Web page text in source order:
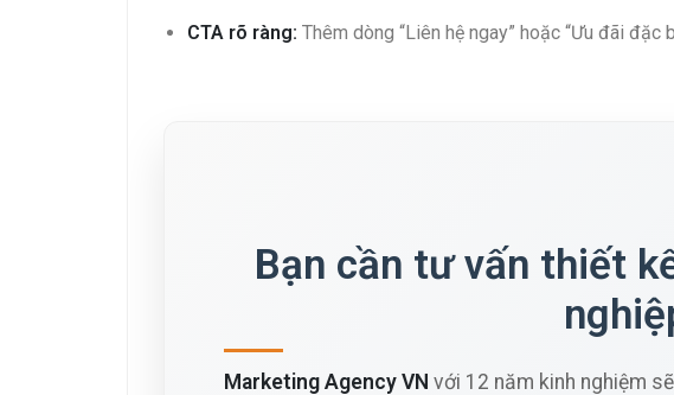
CTA rõ ràng: Thêm dòng “Liên hệ ngay” hoặc “Ưu đãi đặc
Bạn cần tư vấn thiết
Marketing Agency VN với 12 năm kinh nghiệm